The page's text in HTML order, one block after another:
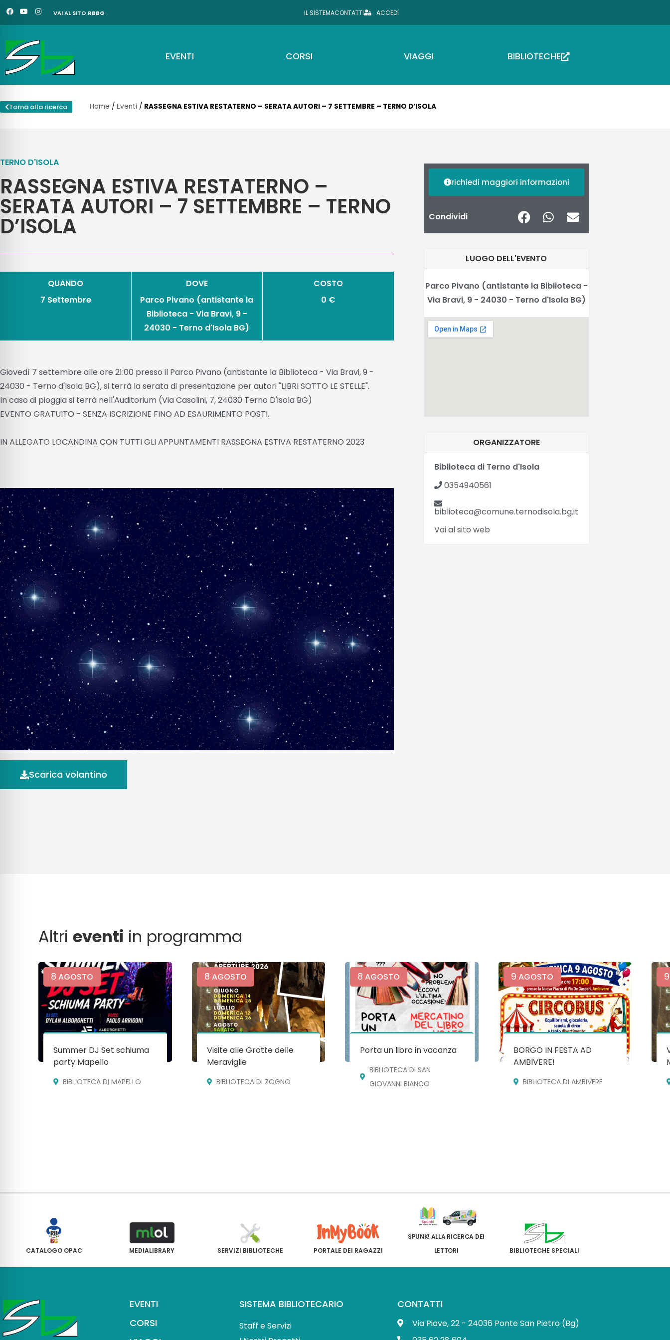
VaiF
a
c
o
o
k
Y
o
u
b
e
I
n
s
g
a
VAI AL SITO RBBG IL SISTEMACONTATTI ACCEDI
EVENTI CORSI VIAGGI BIBLIOTECHE
Torna alla ricerca Home / Eventi / RASSEGNA ESTIVA RESTATERNO – SERATA AUTORI – 7 SETTEMBRE – TERNO D’ISOLA
TERNO D'ISOLA
RASSEGNA ESTIVA RESTATERNO –
SERATA AUTORI – 7 SETTEMBRE – TERNO
D’ISOLA
QUANDO
7 Settembre
DOVE
Parco Pivano (antistante la
Biblioteca - Via Bravi, 9 -
24030 - Terno d'Isola BG)
COSTO
0 €
Giovedì 7 settembre alle ore 21:00 presso il Parco Pivano (antistante la Biblioteca - Via Bravi, 9 -
24030 - Terno d'Isola BG), si terrà la serata di presentazione per autori "LIBRI SOTTO LE STELLE".
In caso di pioggia si terrà nell'Auditorium (Via Casolini, 7, 24030 Terno D'isola BG)
EVENTO GRATUITO - SENZA ISCRIZIONE FINO AD ESAURIMENTO POSTI.
IN ALLEGATO LOCANDINA CON TUTTI GLI APPUNTAMENTI RASSEGNA ESTIVA RESTATERNO 2023
Scarica volantino
richiedi maggiori informazioni
Condividi
LUOGO DELL'EVENTO
Parco Pivano (antistante la Biblioteca -
Via Bravi, 9 - 24030 - Terno d'Isola BG)
ORGANIZZATORE
Biblioteca di Terno d'Isola
0354940561
biblioteca@comune.ternodisola.bg.it
Vai al sito web
Altrieventi in programma
8 AGOSTO
Summer DJ Set schiuma
party Mapello
BIBLIOTECA DI MAPELLO
8 AGOSTO
Visite alle Grotte delle
Meraviglie
BIBLIOTECA DI ZOGNO
8 AGOSTO
Porta un libro in vacanza
BIBLIOTECA DI SAN
GIOVANNI BIANCO
9 AGOSTO
BORGO IN FESTA AD
AMBIVERE!
BIBLIOTECA DI AMBIVERE
9
CATALOGO OPAC MEDIALIBRARY SERVIZI BIBLIOTECHE PORTALE DEI RAGAZZI
SPUNK! ALLA RICERCA DEI
LETTORI
BIBLIOTECHE SPECIALI
EVENTI
CORSI
SISTEMA BIBLIOTECARIO
Staff e Servizi
CONTATTI
Via Piave, 22 - 24036 Ponte San Pietro (Bg)